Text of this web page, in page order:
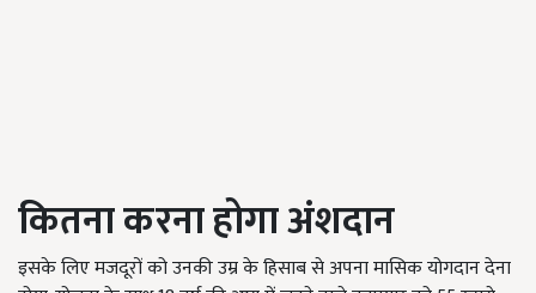
कितना करना होगा अंशदान
इसके लिए मजदूरों को उनकी उम्र के हिसाब से अपना मासिक योगदान देना